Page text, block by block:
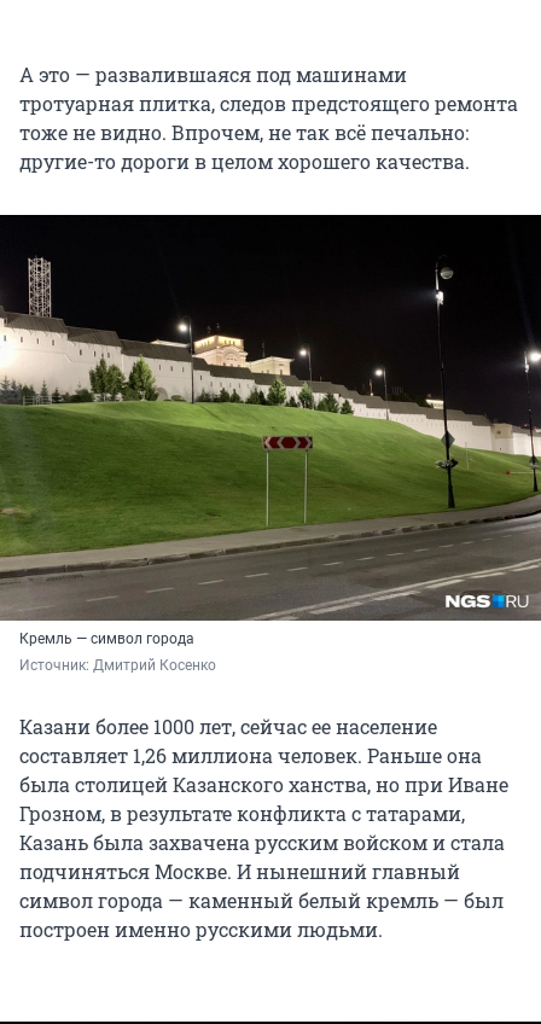
А это — развалившаяся под машинами
тротуарная плитка, следов предстоящего ремонта
тоже не видно. Впрочем, не так всё печально:
другие-то дороги в целом хорошего качества.
Кремль — символ города
Источник: Дмитрий Косенко
Казани более 1000 лет, сейчас ее население
составляет 1,26 миллиона человек. Раньше она
была столицей Казанского ханства, но при Иване
Грозном, в результате конфликта с татарами,
Казань была захвачена русским войском и стала
подчиняться Москве. И нынешний главный
символ города — каменный белый кремль — был
построен именно русскими людьми.